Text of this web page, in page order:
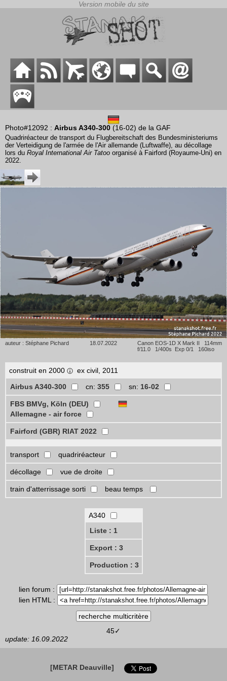
Photo#12092 : Airbus A340-300 (16-02) de la GAF
Quadriréacteur de transport du Flugbereitschaft des Bundesministeriums
der Verteidigung de l'armée de l'Air allemande (Luftwaffe), au décollage
lors du Royal International Air Tatoo organisé à Fairford (Royaume-Uni) en
2022.
auteur : Stéphane Pichard 18.07.2022
Canon EOS-1D X Mark II 114mm
f/11.0 1/400s Exp 0/1 160iso
construit en 2000
ex civil, 2011
Airbus A340-300
cn: 355 sn: 16-02
FBS BMVg, Köln (DEU)
Allemagne - air force
Fairford (GBR) RIAT 2022
transport quadriréacteur
décollage vue de droite
train d'atterrissage sorti beau temps
A340
Liste : 1
Export : 3
Production : 3
lien forum :
lien HTML :
45✓
update: 16.09.2022
[METAR Deauville]